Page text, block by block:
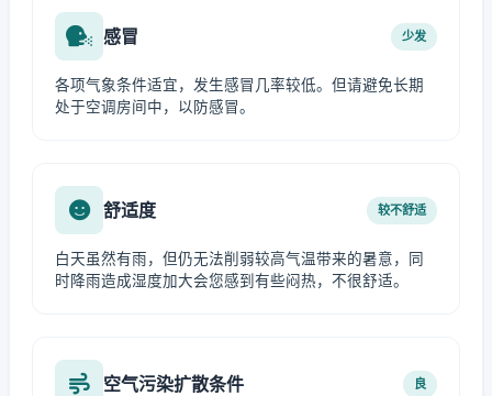
感冒 少发
各项气象条件适宜，发生感冒几率较低。但请避免长期
处于空调房间中，以防感冒。
舒适度 较不舒适
白天虽然有雨，但仍无法削弱较高气温带来的暑意，同
时降雨造成湿度加大会您感到有些闷热，不很舒适。
空气污染扩散条件 良